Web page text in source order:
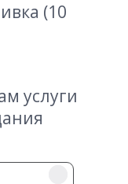
(10
услуги